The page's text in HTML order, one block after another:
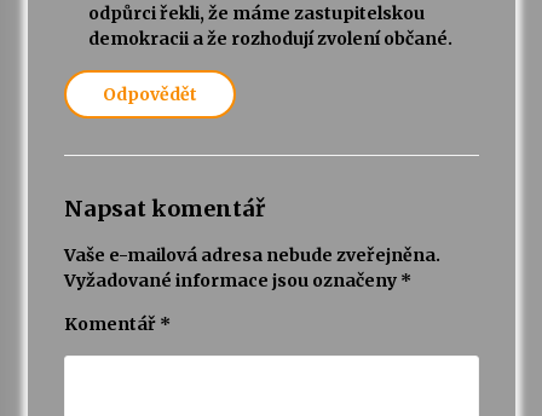
odpůrci řekli, že máme zastupitelskou
demokracii a že rozhodují zvolení občané.
Odpovědět
Napsat komentář
Vaše e-mailová adresa nebude zveřejněna.
Vyžadované informace jsou označeny *
Komentář *